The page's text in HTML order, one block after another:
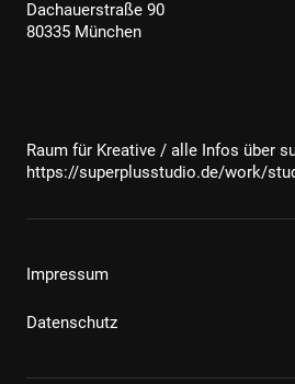
Dachauerstraße 90
80335 München
Raum für Kreative / alle Infos über
https://superplusstudio.de/work/
Impressum
Datenschutz